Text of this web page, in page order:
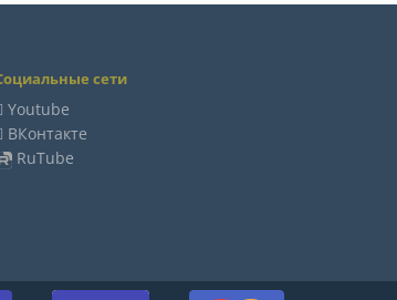
сети
Youtube
ВКонтакте
RuTube